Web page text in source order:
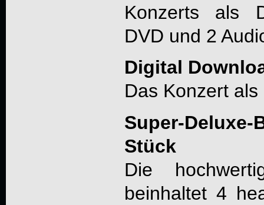
Konzerts als
DVD und 2
Digital
Das Konzert
Super-
Stück
Die
beinhaltet 4